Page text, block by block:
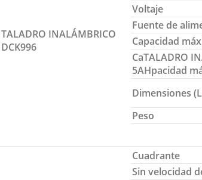
TALADRO INALÁMBRICO
DCK996
Voltaje
Fuente de
Capacidad
CaTALADRO
5AHpacidad
Dimensiones
Peso
Cuadrante
Sin velocidad